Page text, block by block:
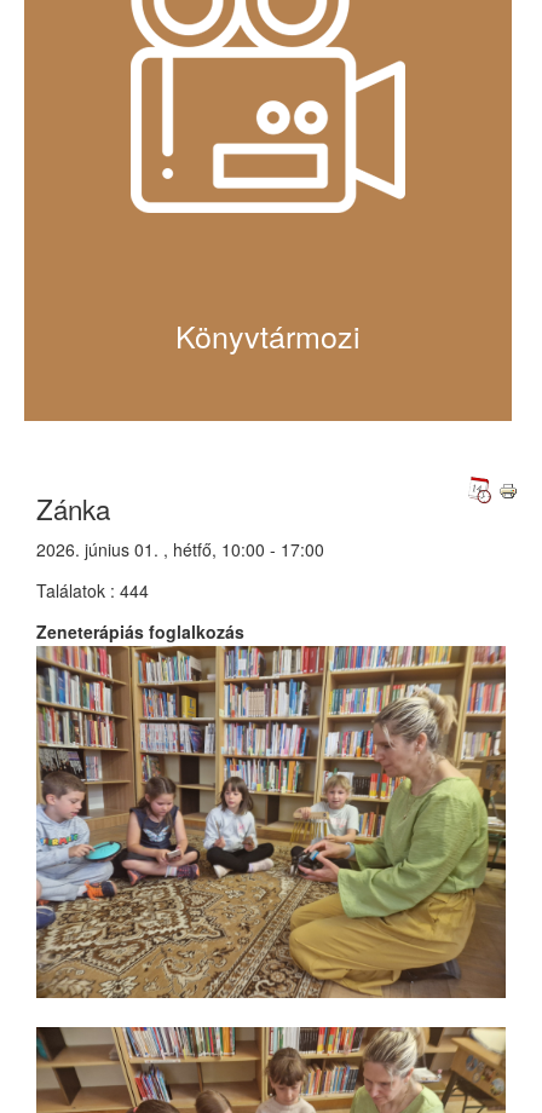
Könyvtármozi
Zánka
2026. június 01. , hétfő, 10:00 - 17:00
Találatok : 444
Zeneterápiás foglalkozás